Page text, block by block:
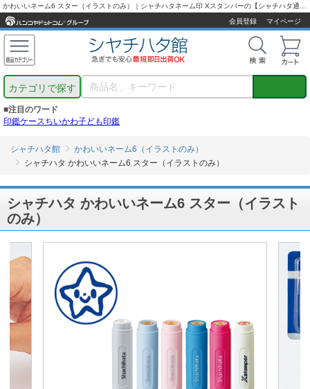
会員登録
マイページ
カテゴリで探す
■注目のワード
印鑑ケースちいかわ子ども印鑑
シャチハタ館
かわいいネーム6（イラストのみ）
シャチハタ かわいいネーム6 スター（イラストのみ）
シャチハタ かわいいネーム6 スター（イラスト
のみ）